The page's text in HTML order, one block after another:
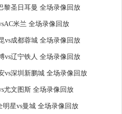
黎圣日耳曼 全场录像回放
米兰 全场录像回放
vs成都蓉城 全场录像回放
vs辽宁铁人 全场录像回放
vs深圳新鹏城 全场录像回放
尤文图斯 全场录像回放
明星vs曼城 全场录像回放